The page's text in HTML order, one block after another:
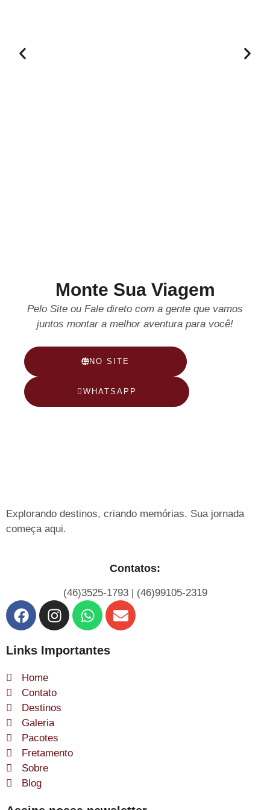
Monte Sua Viagem
Pelo Site ou Fale direto com a gente que vamos
juntos montar a melhor aventura para você!
NO SITE
WHATSAPP
Explorando destinos, criando memórias. Sua jornada
começa aqui.
Contatos:
(46)3525-1793 | (46)99105-2319
Links Importantes
Home
Contato
Destinos
Galeria
Pacotes
Fretamento
Sobre
Blog